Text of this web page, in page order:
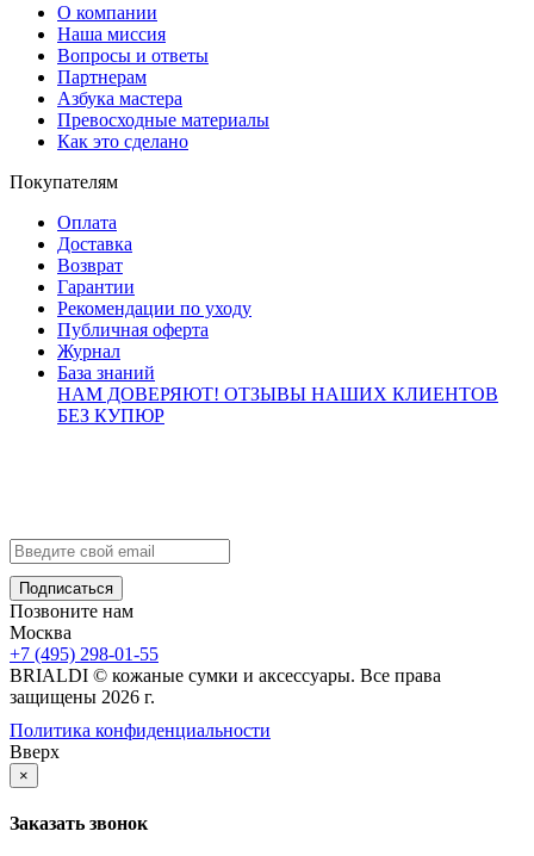
О компании
Наша миссия
Вопросы и ответы
Партнерам
Азбука мастера
Превосходные материалы
Как это сделано
Покупателям
Оплата
Доставка
Возврат
Гарантии
Рекомендации по уходу
Публичная оферта
Журнал
База знаний
НАМ ДОВЕРЯЮТ! ОТЗЫВЫ НАШИХ КЛИЕНТОВ
БЕЗ КУПЮР
Позвоните нам
Москва
+7 (495) 298-01-55
BRIALDI © кожаные сумки и аксессуары. Все права
защищены 2026 г.
Политика конфиденциальности
Вверх
×
Заказать звонок